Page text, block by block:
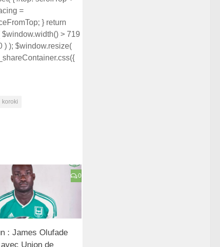
=
} return
> 719
) ); $window.resize(
koroki
0
: James Olufade
Union de